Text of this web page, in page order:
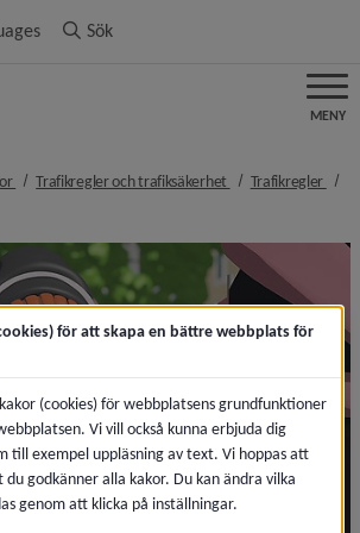
Sök
MENY
nivå i brödsmulenavigeringen
Trafikregler och trafiksäkerhet nivå i
Trafikregler
i brödsmulenavigeringen
för att skapa en bättre webbplats för
(cookies) för webbplatsens grundfunktioner
Vi vill också kunna erbjuda dig
till exempel uppläsning av text. Vi hoppas att
godkänner alla kakor. Du kan ändra vilka
genom att klicka på inställningar.